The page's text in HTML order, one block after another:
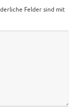
Felder sind mit